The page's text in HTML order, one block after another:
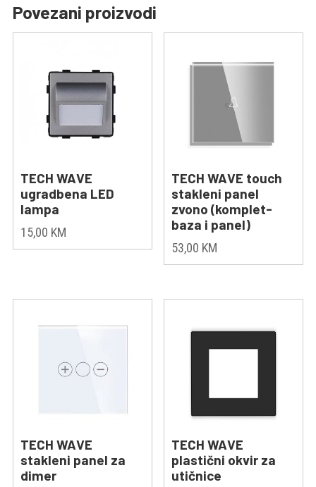
Povezani proizvodi
TECH WAVE
ugradbena LED
lampa
15,00 KM
TECH WAVE touch
stakleni panel
zvono (komplet-
baza i panel)
53,00 KM
TECH WAVE
stakleni panel za
dimer
TECH WAVE
plastični okvir za
utičnice